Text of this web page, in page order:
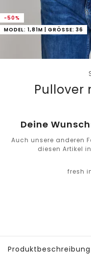
-50%
MODEL: 1,81M | GRÖSSE: 36
Pullover
Deine
Auch unsere anderen
diesen Artikel
fresh
Produktbeschreibung